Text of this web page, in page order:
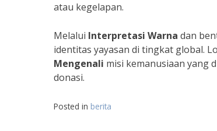
atau kegelapan.
Melalui Interpretasi Warna dan
identitas yayasan di tingkat global.
Mengenali misi kemanusiaan yang
donasi.
Posted in berita